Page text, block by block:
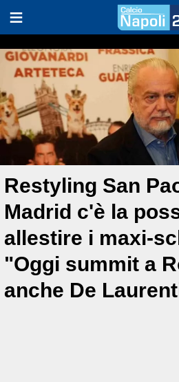
Restyling San
Madrid c'è la
allestire i maxi-
"Oggi summit a
anche De